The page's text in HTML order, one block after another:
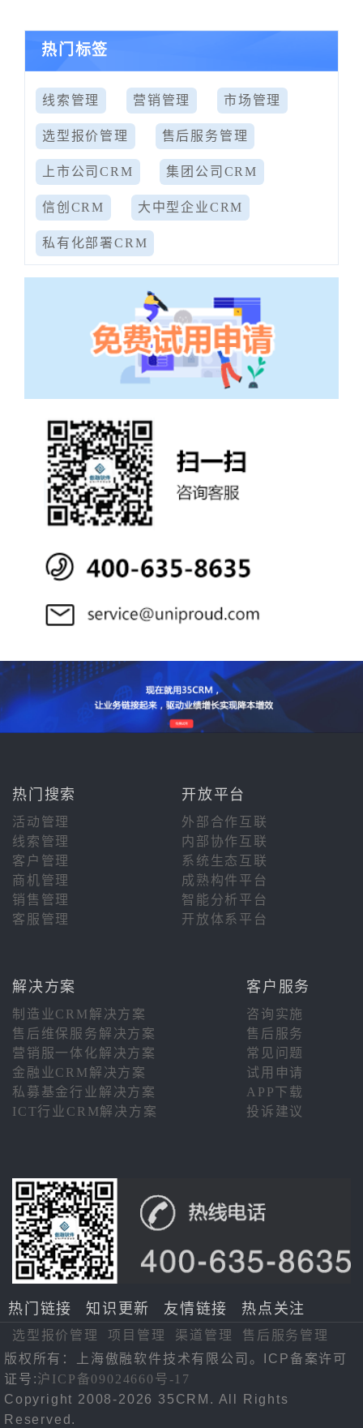
热门标签
线索管理 营销管理 市场管理
选型报价管理 售后服务管理
上市公司CRM 集团公司CRM
信创CRM 大中型企业CRM
私有化部署CRM
热门搜索 开放平台
活动管理
外部合作互联
线索管理
内部协作互联
客户管理
系统生态互联
商机管理
成熟构件平台
销售管理
智能分析平台
客服管理
开放体系平台
解决方案 客户服务
制造业CRM解决方案
咨询实施
售后维保服务解决方案
售后服务
营销服一体化解决方案
常见问题
金融业CRM解决方案
试用申请
私募基金行业解决方案
APP下载
ICT行业CRM解决方案
投诉建议
热门链接 知识更新 友情链接 热点关注
选型报价管理 项目管理 渠道管理
售后服务管理
版权所有：上海傲融软件技术有限公司。ICP备案许可
证号:沪ICP备09024660号-17
Copyright 2008-2026 35CRM. All Rights
Reserved.